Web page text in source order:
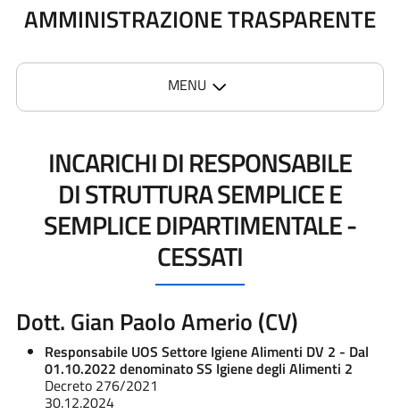
AMMINISTRAZIONE TRASPARENTE
MENU
INCARICHI DI RESPONSABILE
DI STRUTTURA SEMPLICE E
SEMPLICE DIPARTIMENTALE -
CESSATI
Dott. Gian Paolo Amerio (CV)
Responsabile UOS Settore Igiene Alimenti DV 2 - Dal
01.10.2022 denominato SS Igiene degli Alimenti 2
Decreto 276/2021
30.12.2024